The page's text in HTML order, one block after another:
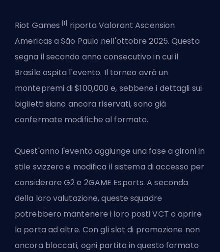
Riot Games [1] riportaValorant Ascension
Americas a São Paulo nell'ottobre 2025. Questo
segna il secondo anno consecutivo in cui il
Brasile ospita l'evento. Il torneo avrà un
montepremi di $100,000 e, sebbene i dettagli sui
biglietti siano ancora riservati, sono già
confermate modifiche al formato.
Quest'anno l'evento aggiunge una fase a gironi in
stile svizzero e modifica il sistema di accesso per
considerare G2 e 2GAME Esports. A seconda
della loro valutazione, queste squadre
potrebbero mantenere i loro posti VCT o aprire
la porta ad altre. Con gli slot di promozione non
ancora bloccati, ogni partita in questo formato